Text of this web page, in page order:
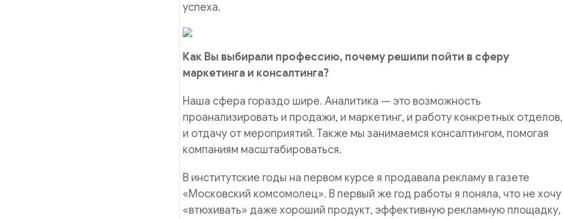
успеха.
Как Вы выбирали профессию, почему решили пойти в сферу
маркетинга и консалтинга?
Наша сфера гораздо шире. Аналитика — это возможность
проанализировать и продажи, и маркетинг, и работу конкретных отделов,
и отдачу от мероприятий. Также мы занимаемся консалтингом, помогая
компаниям масштабироваться.
В институтские годы на первом курсе я продавала рекламу в газете
«Московский комсомолец». В первый же год работы я поняла, что не хочу
«втюхивать» даже хороший продукт, эффективную рекламную площадку,